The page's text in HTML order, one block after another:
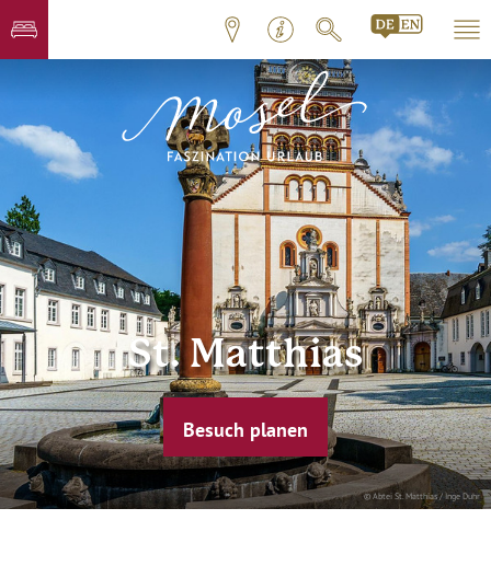
© Abtei St. Matthias / Inge Duhr
St. Matthias
Besuch planen